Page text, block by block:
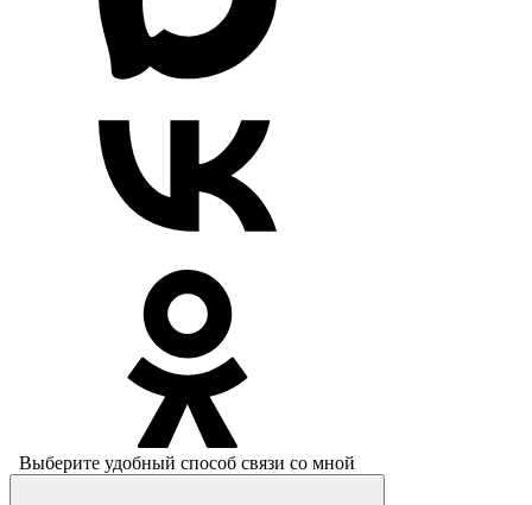
Выберите удобный способ связи со мной